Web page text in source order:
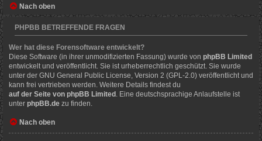
Nach oben
PHPBB BETREFFENDE FRAGEN
Wer hat diese Forensoftware entwickelt?
Diese Software (in ihrer unmodifizierten Fassung) wurde von phpBB Limited
entwickelt und veröffentlicht. Sie ist urheberrechtlich geschützt. Sie wurde
unter der GNU General Public License, Version 2 (GPL-2.0) veröffentlicht und
kann frei vertrieben werden. Weitere Details findest du
auf der Seite von phpBB Limited . Eine deutschsprachige Anlaufstelle ist
unter phpBB.de zu finden.
Nach oben